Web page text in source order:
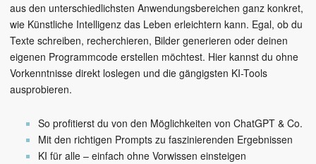
aus den unterschiedlichsten Anwendungsbereichen ganz konkret,
wie Künstliche Intelligenz das Leben erleichtern kann. Egal, ob du
Texte schreiben, recherchieren, Bilder generieren oder deinen
eigenen Programmcode erstellen möchtest. Hier kannst du ohne
Vorkenntnisse direkt loslegen und die gängigsten KI-Tools
ausprobieren.
So profitierst du von den Möglichkeiten von ChatGPT & Co.
Mit den richtigen Prompts zu faszinierenden Ergebnissen
KI für alle – einfach ohne Vorwissen einsteigen